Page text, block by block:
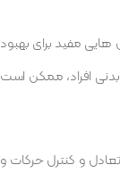
مفید برای بهبود
افراد، ممکن است
و کنترل حرکات و